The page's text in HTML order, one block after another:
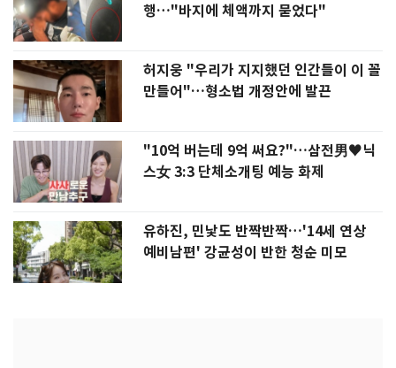
행…"바지에 체액까지 묻었다"
허지웅 "우리가 지지했던 인간들이 이 꼴
만들어"…형소법 개정안에 발끈
"10억 버는데 9억 써요?"…삼전男♥닉
스女 3:3 단체소개팅 예능 화제
유하진, 민낯도 반짝반짝…'14세 연상
예비남편' 강균성이 반한 청순 미모